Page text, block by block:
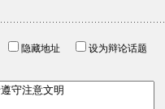
隐藏地址
设为辩论话题